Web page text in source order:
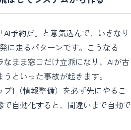
予約だ」と意気込んで、いきなり
に走るパターンです。こうなる
なまま窓口だけ立派になり、AIが古
といった事故が起きます。
1（情報整備）を必ず先にやるこ
で自動化すると、間違いまで自動で